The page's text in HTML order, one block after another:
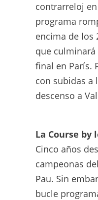
contrarreloj
programa
encima de los
que culminará
final en París.
con subidas a
descenso a
La Course by
Cinco años
campeonas
Pau. Sin
bucle